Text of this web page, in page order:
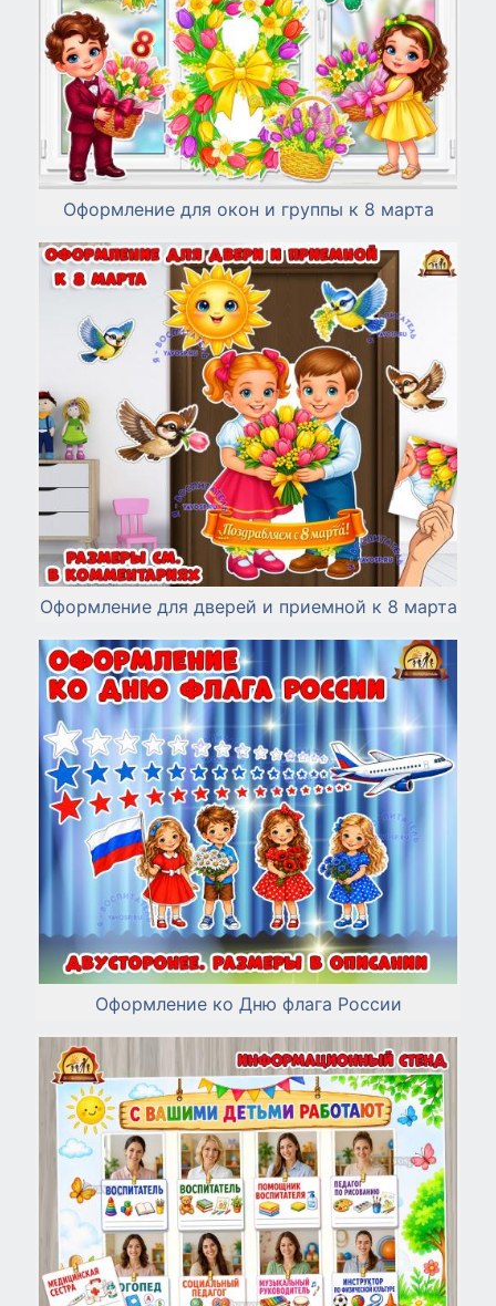
Оформление для окон и группы к 8 марта
Оформление для дверей и приемной к 8 марта
Оформление ко Дню флага России